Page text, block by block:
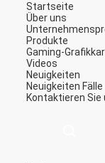
Startseite
Über uns
Produkte
Gaming-
Videos
Neuigkeiten
Neuigkeiten Fälle
Kontaktieren Sie